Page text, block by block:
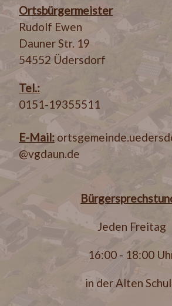
Ortsbürgermeister
Rudolf Ewen
Dauner Str. 19
54552 Üdersdorf
Tel.:
0151-19355511
E-Mail:
@vgdaun.de
Jeden Freitag
16:00 - 18:00
in der Alten